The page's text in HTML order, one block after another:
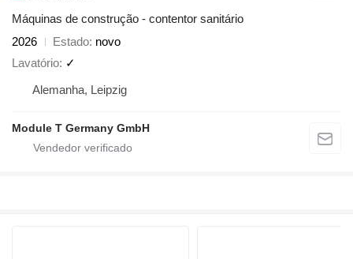
Máquinas de construção - contentor sanitário
2026
Estado novo
Lavatório ✓
Alemanha, Leipzig
Module T Germany GmbH